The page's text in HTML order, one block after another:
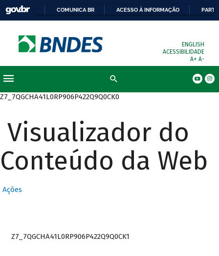
COMUNICA BR ACESSO À INFORMAÇÃO
ENGLISH
ACESSIBILIDADE
A+ A-
Z7_7QGCHA41L0RP906P422Q9Q0CK0
Visualizador do
Conteúdo da Web
Ações
Z7_7QGCHA41L0RP906P422Q9Q0CK1